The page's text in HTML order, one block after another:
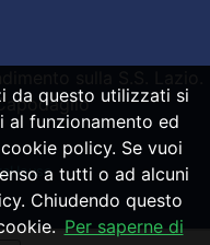
da questo utilizzati si
al funzionamento ed
policy. Se vuoi
a tutti o ad alcuni
Chiudendo questo
Per saperne di